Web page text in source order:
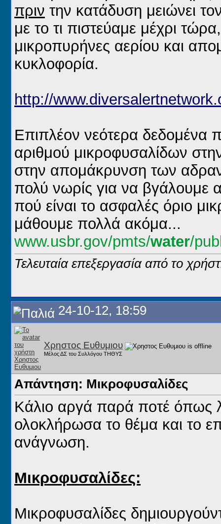
πριν την κατάδυση μειώνει
με το τι πιστεύαμε μέχρι
μικροπυρήνες αερίου και
κυκλοφορία.
http://
Επιπλέον νεότερα δεδομένα
αριθμού μικροφυσαλίδων
στην απομάκρυνση των
πολύ νωρίς για να
πού είναι το ασφαλές όριο
μάθουμε πολλά ακόμα...
www.usbr.gov/pmts/water/
Τελευταία επεξεργασία από το
24-10-12, 18:59
Χρηστος Ευθυμιου
Μέλος ΔΣ του Συλλόγου ΤΗΘΥΣ
Απάντηση: Μικροφυσαλίδες
Κάλιο αργά παρά ποτέ όπως
ολοκλήρωσα το θέμα και το
ανάγνωση.
Μικροφυσαλίδες:
Μικροφυσαλίδες